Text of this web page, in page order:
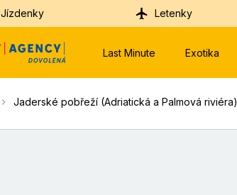
Jízdenky Letenky
Last Minute Exotika
Jaderské pobřeží (Adriatická a Palmová riviéra)